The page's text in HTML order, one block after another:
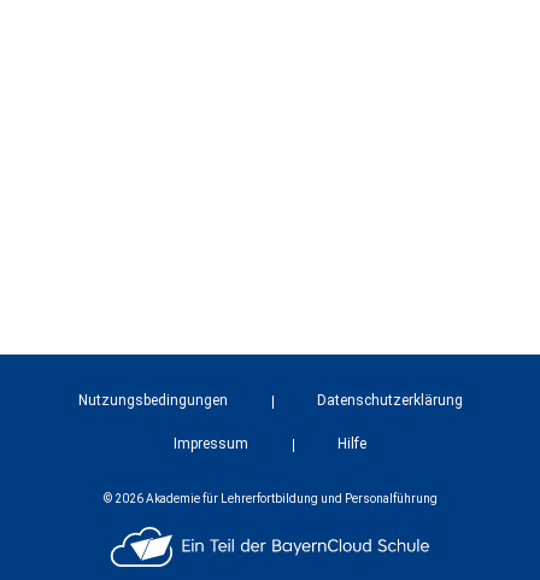
Nutzungsbedingungen Datenschutzerklärung
Impressum Hilfe
© 2026 Akademie für Lehrerfortbildung und Personalführung